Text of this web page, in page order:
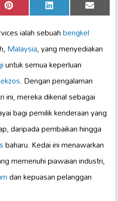
Share
on
Pinterest Share
on
LinkedIn Share
on
Email
ialah sebuahbengkel
Malaysia, yang menyediakan
untuk semua keperluan
. Dengan pengalaman
ini, mereka dikenal sebagai
bagi pemilik kenderaan yang
daripada pembaikan hingga
baharu. Kedai ini menawarkan
memenuhi piawaian industri,
dan kepuasan pelanggan